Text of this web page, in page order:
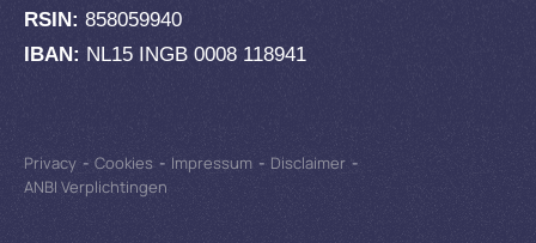
RSIN: 858059940
IBAN: NL15 INGB 0008 118941
Privacy - Cookies - Impressum - Disclaimer -
ANBI Verplichtingen